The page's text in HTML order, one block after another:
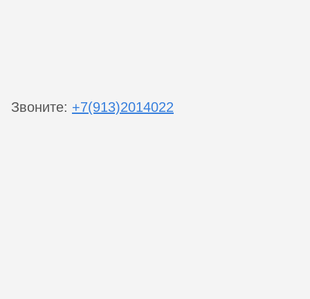
Звоните: +7(913)2014022